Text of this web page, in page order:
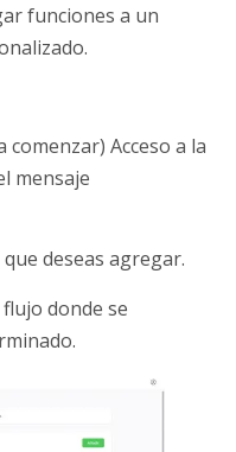
funciones a un
Acceso a la
mensaje
deseas agregar.
donde se